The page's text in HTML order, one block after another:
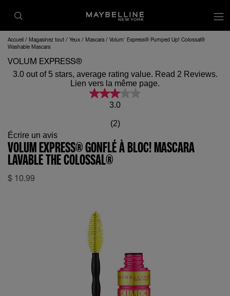
Accueil Magasinez tout Yeux Mascara
Volum' Express® Pumped Up! Colossal®
Washable Mascara
VOLUM EXPRESS®
3.0 out of 5 stars, average rating value. Read 2 Reviews.
Lien vers la même page.
3.0
(2)
Écrire un avis
VOLUM EXPRESS® GONFLÉ À BLOC! MASCARA
LAVABLE THE COLOSSAL®
$ 10.99